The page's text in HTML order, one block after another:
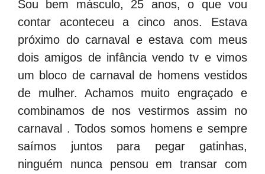
Sou bem másculo, 25 anos, o que vou
contar aconteceu a cinco anos. Estava
próximo do carnaval e estava com meus
dois amigos de infância vendo tv e vimos
um bloco de carnaval de homens vestidos
de mulher. Achamos muito engraçado e
combinamos de nos vestirmos assim no
carnaval . Todos somos homens e sempre
saímos juntos para pegar gatinhas,
ninguém nunca pensou em transar com